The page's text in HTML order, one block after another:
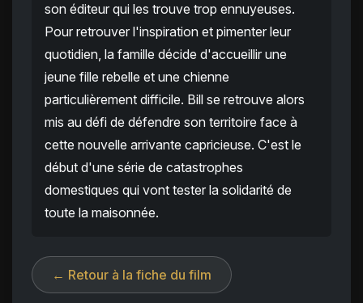
son éditeur qui les trouve trop ennuyeuses.
Pour retrouver l'inspiration et pimenter leur
quotidien, la famille décide d'accueillir une
jeune fille rebelle et une chienne
particulièrement difficile. Bill se retrouve alors
mis au défi de défendre son territoire face à
cette nouvelle arrivante capricieuse. C'est le
début d'une série de catastrophes
domestiques qui vont tester la solidarité de
toute la maisonnée.
← Retour à la fiche du film